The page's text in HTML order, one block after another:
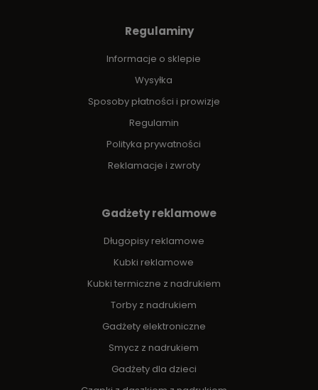
Regulaminy
Informacje o sklepie
Wysyłka
Sposoby płatności i prowizje
Regulamin
Polityka prywatności
Reklamacje i zwroty
Gadżety reklamowe
Długopisy reklamowe
Kubki reklamowe
Kubki termiczne z nadrukiem
Torby z nadrukiem
Gadżety elektroniczne
Smycz z nadrukiem
Gadżety dla dzieci